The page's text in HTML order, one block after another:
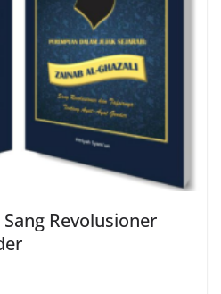
Revolusioner